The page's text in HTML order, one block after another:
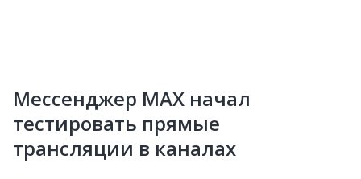
Мессенджер MAX начал
тестировать прямые
трансляции в каналах